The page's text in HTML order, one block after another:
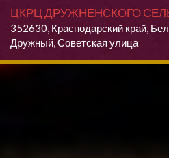
ЦКРЦ ДРУЖНЕНСКОГО
352630, Краснодарский край,
Дружный, Советская улица